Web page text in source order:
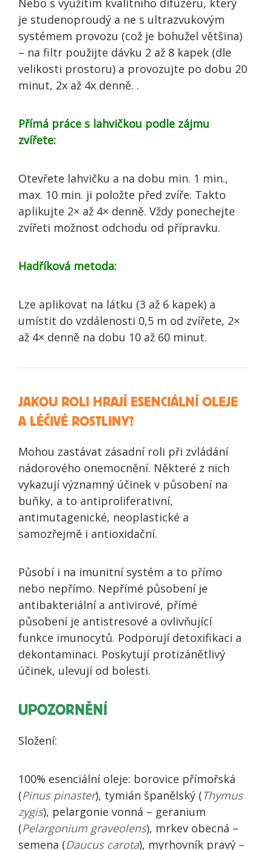
Nebo s využitím kvalitního difuzéru, který
je studenoproudý a ne s ultrazvukovým
systémem provozu (což je bohužel většina)
– na filtr použijte dávku 2 až 8 kapek (dle
velikosti prostoru) a provozujte po dobu 20
minut, 2x až 4x denně. .
Přímá práce s lahvičkou podle zájmu
zvířete:
Otevřete lahvičku a na dobu min. 1 min.,
max. 10 min. ji položte před zvíře. Takto
aplikujte 2× až 4× denně. Vždy ponechejte
zvířeti možnost odchodu od přípravku.
Hadříková metoda:
Lze aplikovat na látku (3 až 6 kapek) a
umístit do vzdálenosti 0,5 m od zvířete, 2×
až 4× denně na dobu 10 až 60 minut.
JAKOU ROLI HRAJÍ ESENCIÁLNÍ OLEJE
A LÉČIVÉ ROSTLINY?
Mohou zastávat zásadní roli při zvládání
nádorového onemocnění. Některé z nich
vykazují významný účinek v působení na
buňky, a to antiproliferativní,
antimutagenické, neoplastické a
samozřejmě i antioxidační.
Působí i na imunitní systém a to přímo
nebo nepřímo. Nepřímé působení je
antibakteriální a antivirové, přímé
působení je antistresové a ovlivňující
funkce imunocytů. Podporují detoxifikaci a
dekontaminaci. Poskytují protizánětlivý
účinek, ulevují od bolesti.
UPOZORNĚNÍ
Složení:
100% esenciální oleje: borovice přímořská
(Pinus pinaster), tymián španělský (Thymus
zygis), pelargonie vonná – geranium
(Pelargonium graveolens), mrkev obecná –
semena (Daucus carota), myrhovník pravý –